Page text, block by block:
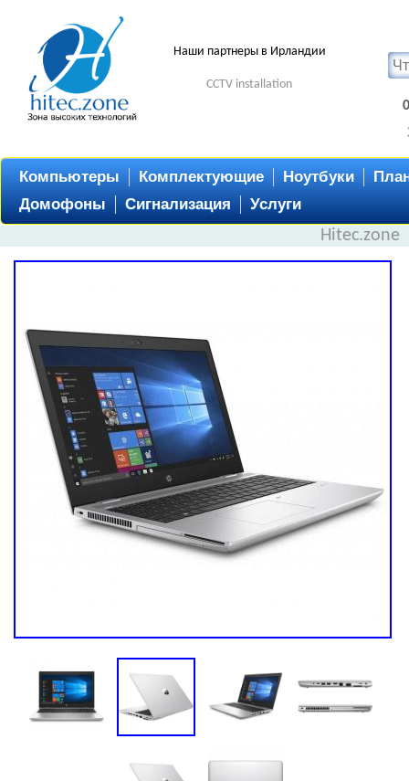
Наши партнеры в Ирландии
CCTV installation
Компьютеры Комплектующие Ноутбуки
Домофоны
Сигнализация Услуги
Hitec.zone